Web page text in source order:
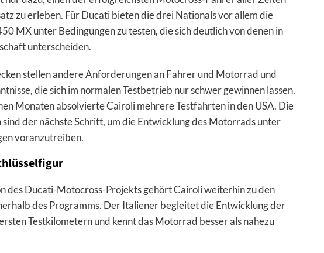
zu erleben. Für Ducati bieten die drei Nationals vor allem die
MX unter Bedingungen zu testen, die sich deutlich von denen in
unterscheiden.
stellen andere Anforderungen an Fahrer und Motorrad und
die sich im normalen Testbetrieb nur schwer gewinnen lassen.
Monaten absolvierte Cairoli mehrere Testfahrten in den USA. Die
der nächste Schritt, um die Entwicklung des Motorrads unter
voranzutreiben.
des Ducati-Motocross-Projekts gehört Cairoli weiterhin zu den
des Programms. Der Italiener begleitet die Entwicklung der
Testkilometern und kennt das Motorrad besser als nahezu